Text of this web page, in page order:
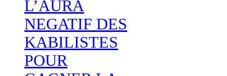
L’AURA
NEGATIF DES
KABILISTES
POUR